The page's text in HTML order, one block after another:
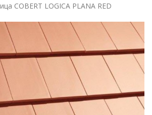
COBERT LOGICA PLANA RED